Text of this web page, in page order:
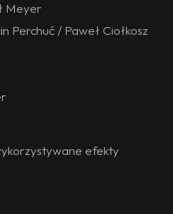
Meyer
Perchuć / Paweł Ciołkosz
efekty